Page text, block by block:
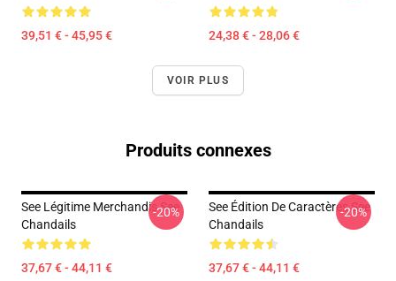
39,51 € - 45,95 € 24,38 € - 28,06 €
VOIR PLUS
Produits connexes
See Légitime Merchandis See
Chandails
37,67 € - 44,11 €
-20%
See Édition De Caractères See
Chandails
37,67 € - 44,11 €
-20%